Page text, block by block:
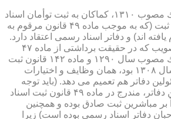
قانون ثبت اسناد و املاك مصوب ۱۳۱۰، كماكان به ثبت توأمان اسناد
رسمی توسط مباشرین ثبت (كه به موجب ماده ۴۹ قانون مرقوم به
یافته اند) و دفاتر اسناد رسمی اعتقاد دارد.
ماده ۴۹ قانون جدیدالتصویب كه در حقیقت برداشتی از ماده ۴۷
قانون ثبت اسناد و املاك مصوب سال ۱۲۹۰ و ماده ۱۴۲ قانون ثبت
اسناد و املاك مصوب سال ۱۳۰۸ بود، همان وظایف و اختیارات
دفاتر هم تعمیم می دهد. (باید توجه
نمود كه معنای مسئولین دفاتر، مندرج در ماده ۴۹ قانون ثبت اسناد
سال ۱۳۱۰، بدواً بر مباشرین ثبت صادق بوده و همچنین
دفاتر اسناد رسمی بوده است) زیرا